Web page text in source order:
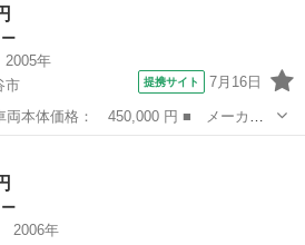
2005年
市
提携サイト 7月16日
ードスター ■ グレード名： ＶＳ
ートヒーター 純正６枚ＣＤチェンジ
ター
2006年